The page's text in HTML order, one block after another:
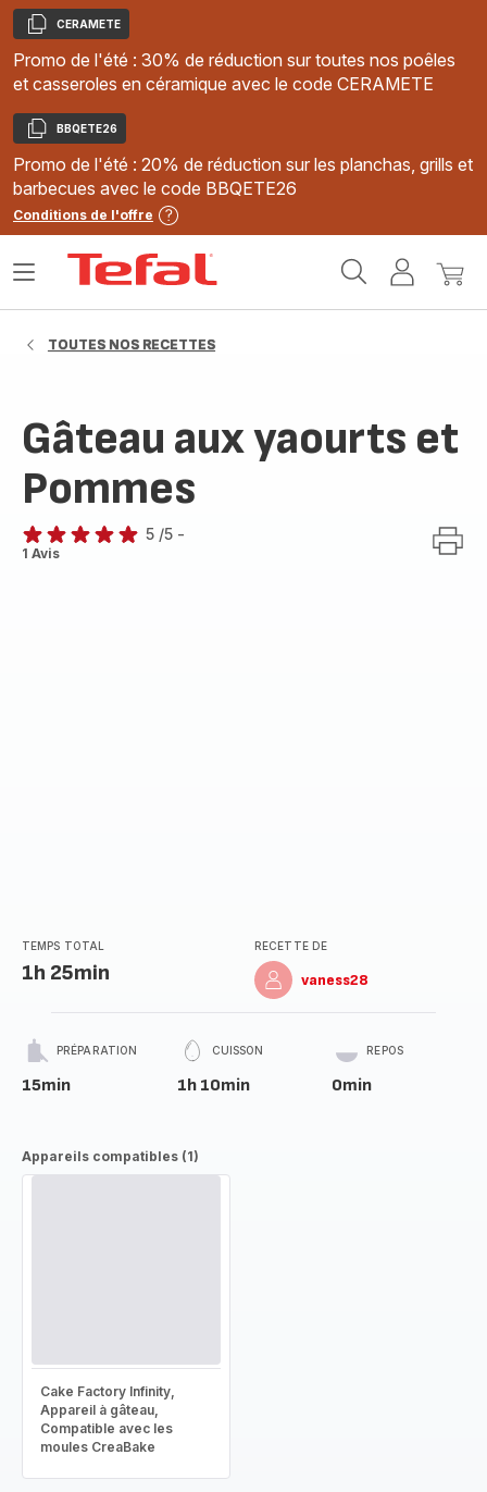
Copier
CERAMETE
Promo de l'été : 30% de réduction sur toutes nos poêles
et casseroles en céramique avec le code CERAMETE
Copier
BBQETE26
Promo de l'été : 20% de réduction sur les planchas, grills et
barbecues avec le code BBQETE26
Conditions de l'offre
MonMon
Ouvrir
TOUTES NOS RECETTES
Gâteau aux yaourts et
Pommes
Avis
5 /5 -
1 Avis
TEMPS TOTAL
1h 25min
RECETTE DE
vaness28
PRÉPARATION
15min
CUISSON
1h 10min
REPOS
0min
Appareils compatibles (1)
Cake Factory Infinity,
Appareil à gâteau,
Compatible avec les
moules CreaBake